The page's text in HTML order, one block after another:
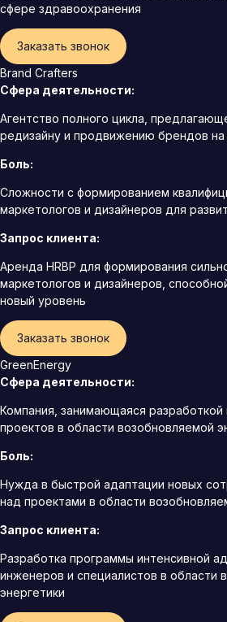
сфере здравоохранения
Заказать звонок
Brand Crafters
Сфера деятельности:
Агентство полного цикла,
редизайну и продвижению брендов
Боль:
Сложности с формированием
маркетологов и дизайнеров для
Запрос клиента:
Аренда HRBP для формирования
маркетологов и дизайнеров,
новый уровень
Заказать звонок
GreenEnergy
Сфера деятельности:
Компания, занимающаяся разработкой
проектов в области возобновляемой
Боль:
Нужда в быстрой адаптации новых
над проектами в области
Запрос клиента:
Разработка программы интенсивной
инженеров и специалистов в области
энергетики